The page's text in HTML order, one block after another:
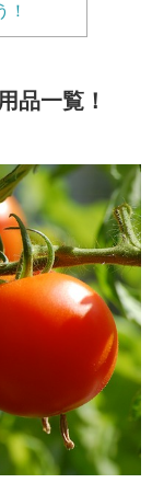
！
品一覧！